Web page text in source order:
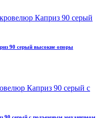
90 серый высокие опоры